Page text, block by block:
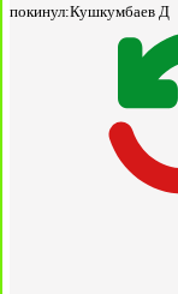
покинул:Кушкумбаев Д